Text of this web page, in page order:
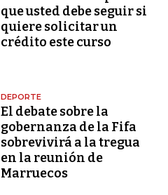
que usted debe seguir si
quiere solicitar un
crédito este curso
DEPORTE
El debate sobre la
gobernanza de la Fifa
sobrevivirá a la tregua
en la reunión de
Marruecos